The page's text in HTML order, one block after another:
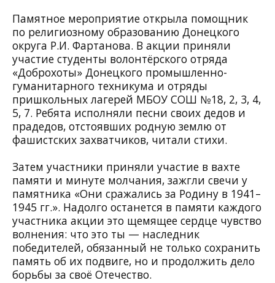
Памятное мероприятие открыла помощник
по религиозному образованию Донецкого
округа Р.И. Фартанова. В акции приняли
участие студенты волонтёрского отряда
«Доброхоты» Донецкого промышленно-
гуманитарного техникума и отряды
пришкольных лагерей МБОУ СОШ №18, 2, 3, 4,
5, 7. Ребята исполняли песни своих дедов и
прадедов, отстоявших родную землю от
фашистских захватчиков, читали стихи.
Затем участники приняли участие в вахте
памяти и минуте молчания, зажгли свечи у
памятника «Они сражались за Родину в 1941–
1945 гг.». Надолго останется в памяти каждого
участника акции это щемящее сердце чувство
волнения: что это ты — наследник
победителей, обязанный не только сохранить
память об их подвиге, но и продолжить дело
борьбы за своё Отечество.